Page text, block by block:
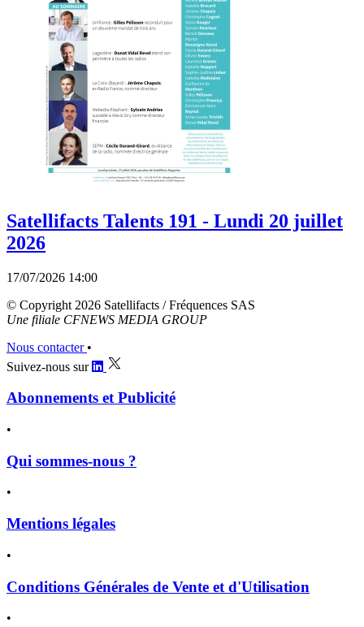
Satellifacts Talents 191 - Lundi 20 juillet
2026
17/07/2026 14:00
© Copyright 2026 Satellifacts / Fréquences SAS
Une filiale CFNEWS MEDIA GROUP
Nous contacter •
Suivez-nous sur
Abonnements et Publicité
•
Qui sommes-nous ?
•
Mentions légales
•
Conditions Générales de Vente et d'Utilisation
•